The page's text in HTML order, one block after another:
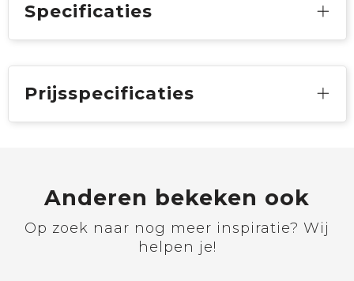
Specificaties
Prijsspecificaties
Anderen bekeken ook
Op zoek naar nog meer inspiratie? Wij
helpen je!